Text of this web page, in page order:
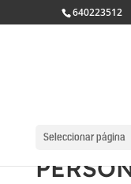
640223512
Seleccionar página